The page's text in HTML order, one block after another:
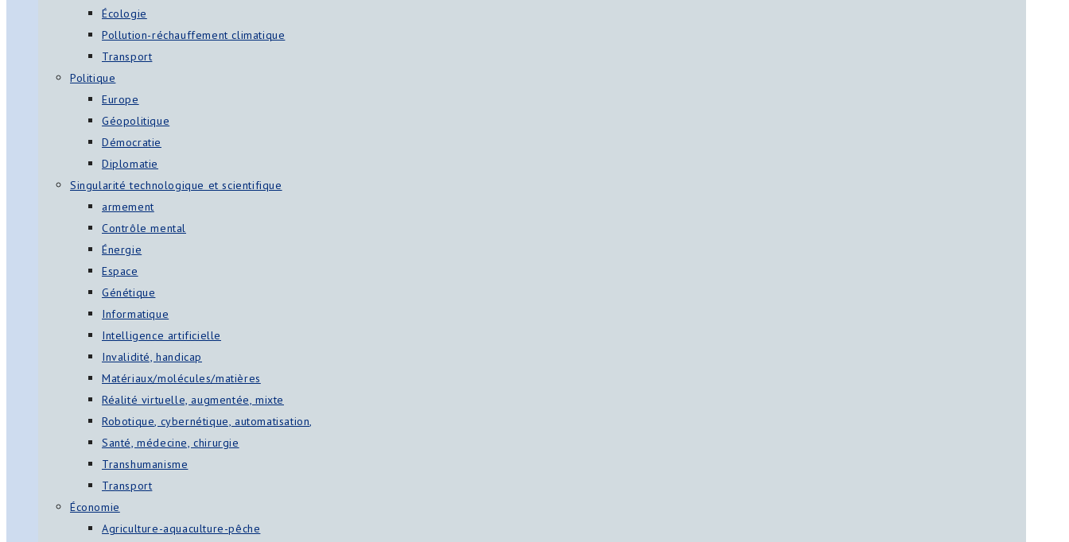
Écologie
Pollution-réchauffement climatique
Transport
Politique
Europe
Géopolitique
Démocratie
Diplomatie
Singularité technologique et scientifique
armement
Contrôle mental
Énergie
Espace
Génétique
Informatique
Intelligence artificielle
Invalidité, handicap
Matériaux/molécules/matières
Réalité virtuelle, augmentée, mixte
Robotique, cybernétique, automatisation,
Santé, médecine, chirurgie
Transhumanisme
Transport
Économie
Agriculture-aquaculture-pêche